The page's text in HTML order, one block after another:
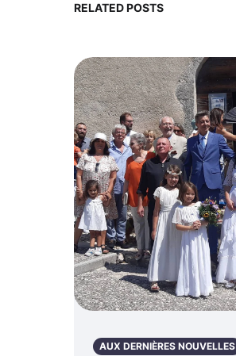
RELATED POSTS
AUX DERNIÈRES NOUVELLES